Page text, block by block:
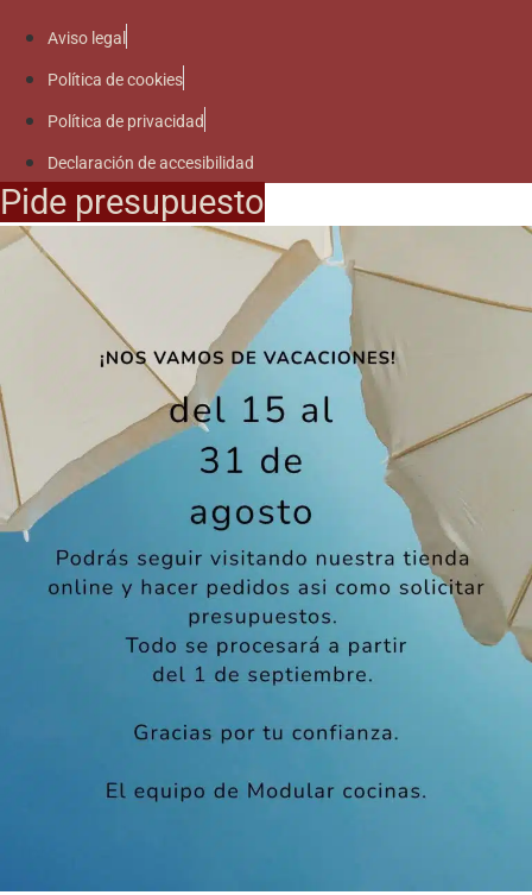
Aviso legal
Política de cookies
Política de privacidad
Declaración de accesibilidad
Pide presupuesto